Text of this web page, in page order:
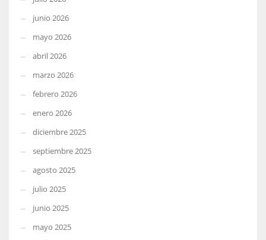
junio 2026
mayo 2026
abril 2026
marzo 2026
febrero 2026
enero 2026
diciembre 2025
septiembre 2025
agosto 2025
julio 2025
junio 2025
mayo 2025